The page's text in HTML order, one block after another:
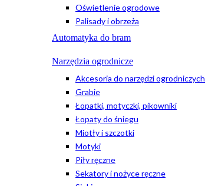
Oświetlenie ogrodowe
Palisady i obrzeża
Automatyka do bram
Narzędzia ogrodnicze
Akcesoria do narzędzi ogrodniczych
Grabie
Łopatki, motyczki, pikowniki
Łopaty do śniegu
Miotły i szczotki
Motyki
Piły ręczne
Sekatory i nożyce ręczne